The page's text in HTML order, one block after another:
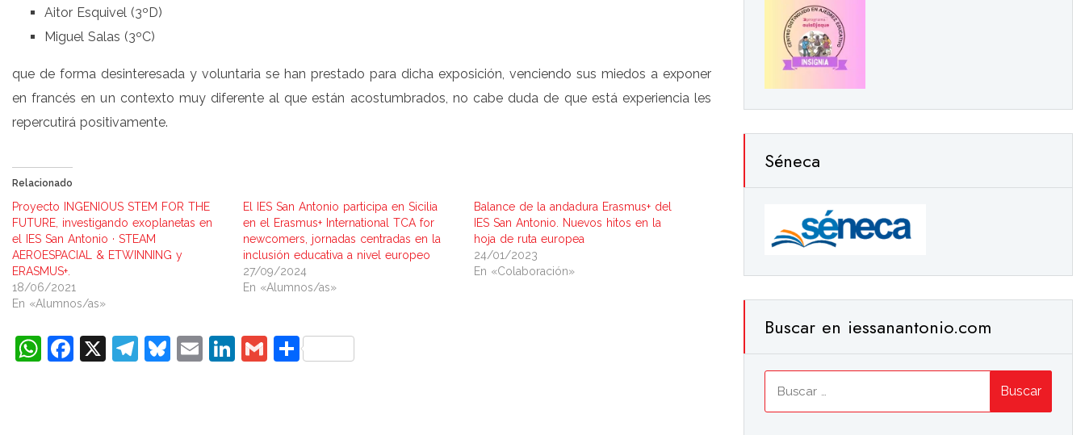
Aitor Esquivel (3ºD)
Miguel Salas (3ºC)
que de forma desinteresada y voluntaria se han prestado para dicha exposición, venciendo sus miedos a exponer
en francés en un contexto muy diferente al que están acostumbrados, no cabe duda de que está experiencia les
repercutirá positivamente.
Relacionado
Proyecto INGENIOUS STEM FOR THE
FUTURE, investigando exoplanetas en
el IES San Antonio · STEAM
AEROESPACIAL & ETWINNING y
ERASMUS+.
18/06/2021
En «Alumnos/as»
El IES San Antonio participa en Sicilia
en el Erasmus+ International TCA for
newcomers, jornadas centradas en la
inclusión educativa a nivel europeo
27/09/2024
En «Alumnos/as»
Balance de la andadura Erasmus+ del
IES San Antonio. Nuevos hitos en la
hoja de ruta europea
24/01/2023
En «Colaboración»
WhatsApp
Facebook
X Telegram
Bluesky
EmailLinkedIn
GmailCompartir
Séneca
Buscar en iessanantonio.com